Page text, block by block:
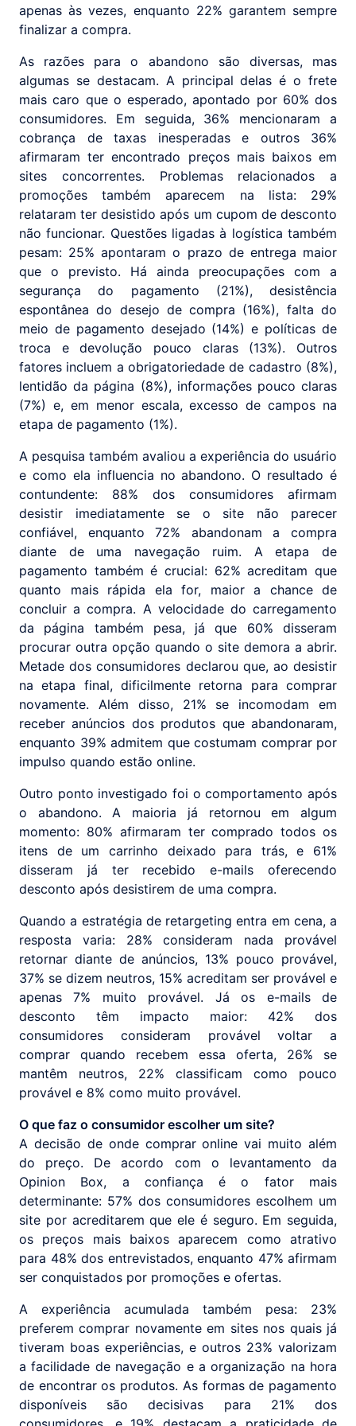
apenas às vezes, enquanto 22% garantem sempre
finalizar a compra.
As razões para o abandono são diversas, mas
algumas se destacam. A principal delas é o frete
mais caro que o esperado, apontado por 60% dos
consumidores. Em seguida, 36% mencionaram a
cobrança de taxas inesperadas e outros 36%
afirmaram ter encontrado preços mais baixos em
sites concorrentes. Problemas relacionados a
promoções também aparecem na lista: 29%
relataram ter desistido após um cupom de desconto
não funcionar. Questões ligadas à logística também
pesam: 25% apontaram o prazo de entrega maior
que o previsto. Há ainda preocupações com a
segurança do pagamento (21%), desistência
espontânea do desejo de compra (16%), falta do
meio de pagamento desejado (14%) e políticas de
troca e devolução pouco claras (13%). Outros
fatores incluem a obrigatoriedade de cadastro (8%),
lentidão da página (8%), informações pouco claras
(7%) e, em menor escala, excesso de campos na
etapa de pagamento (1%).
A pesquisa também avaliou a experiência do usuário
e como ela influencia no abandono. O resultado é
contundente: 88% dos consumidores afirmam
desistir imediatamente se o site não parecer
confiável, enquanto 72% abandonam a compra
diante de uma navegação ruim. A etapa de
pagamento também é crucial: 62% acreditam que
quanto mais rápida ela for, maior a chance de
concluir a compra. A velocidade do carregamento
da página também pesa, já que 60% disseram
procurar outra opção quando o site demora a abrir.
Metade dos consumidores declarou que, ao desistir
na etapa final, dificilmente retorna para comprar
novamente. Além disso, 21% se incomodam em
receber anúncios dos produtos que abandonaram,
enquanto 39% admitem que costumam comprar por
impulso quando estão online.
Outro ponto investigado foi o comportamento após
o abandono. A maioria já retornou em algum
momento: 80% afirmaram ter comprado todos os
itens de um carrinho deixado para trás, e 61%
disseram já ter recebido e-mails oferecendo
desconto após desistirem de uma compra.
Quando a estratégia de retargeting entra em cena, a
resposta varia: 28% consideram nada provável
retornar diante de anúncios, 13% pouco provável,
37% se dizem neutros, 15% acreditam ser provável e
apenas 7% muito provável. Já os e-mails de
desconto têm impacto maior: 42% dos
consumidores consideram provável voltar a
comprar quando recebem essa oferta, 26% se
mantêm neutros, 22% classificam como pouco
provável e 8% como muito provável.
O que faz o consumidor escolher um site?
A decisão de onde comprar online vai muito além
do preço. De acordo com o levantamento da
Opinion Box, a confiança é o fator mais
determinante: 57% dos consumidores escolhem um
site por acreditarem que ele é seguro. Em seguida,
os preços mais baixos aparecem como atrativo
para 48% dos entrevistados, enquanto 47% afirmam
ser conquistados por promoções e ofertas.
A experiência acumulada também pesa: 23%
preferem comprar novamente em sites nos quais já
tiveram boas experiências, e outros 23% valorizam
a facilidade de navegação e a organização na hora
de encontrar os produtos. As formas de pagamento
disponíveis são decisivas para 21% dos